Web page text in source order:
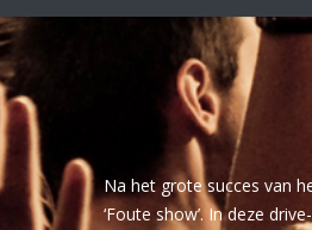
Na het grote succes van
‘Foute show’. In deze